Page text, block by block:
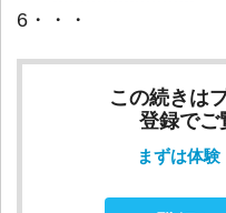
6・・・
この続きは
登録でご
まずは体